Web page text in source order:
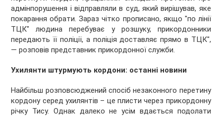
адмінпорушення і відправляли в суд, який вирішував, яке
покарання обрати. Зараз чітко прописано, якщо "по лінії
ТЦК" людина перебуває у розшуку, прикордонники
передають її поліції, а поліція доставляє прямо в ТЦК",
— розповів представник прикордонної служби.
Ухилянти штурмують кордони: останні новини
Найбільш розповсюджений спосіб незаконного перетину
кордону серед ухилянтів – це плисти через прикордонну
річку Тису. Однак далеко не усім вдається подолати